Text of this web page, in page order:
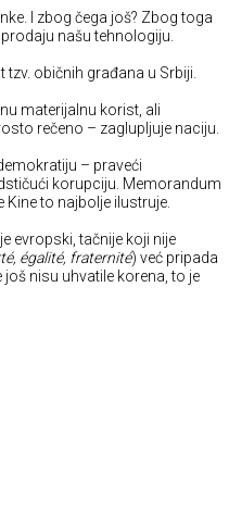
I zbog čega još? Zbog toga
našu tehnologiju.
tzv. običnih građana u Srbiji.
materijalnu korist, ali
rečeno – zaglupljuje naciju.
– praveći
korupciju. Memorandum
to najbolje ilustruje.
evropski, tačnije koji nije
égalité, fraternité) već pripada
nisu uhvatile korena, to je